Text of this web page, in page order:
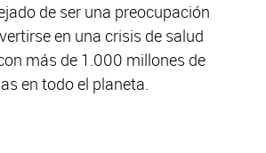
de ser una preocupación
en una crisis de salud
más de 1.000 millones de
en todo el planeta.